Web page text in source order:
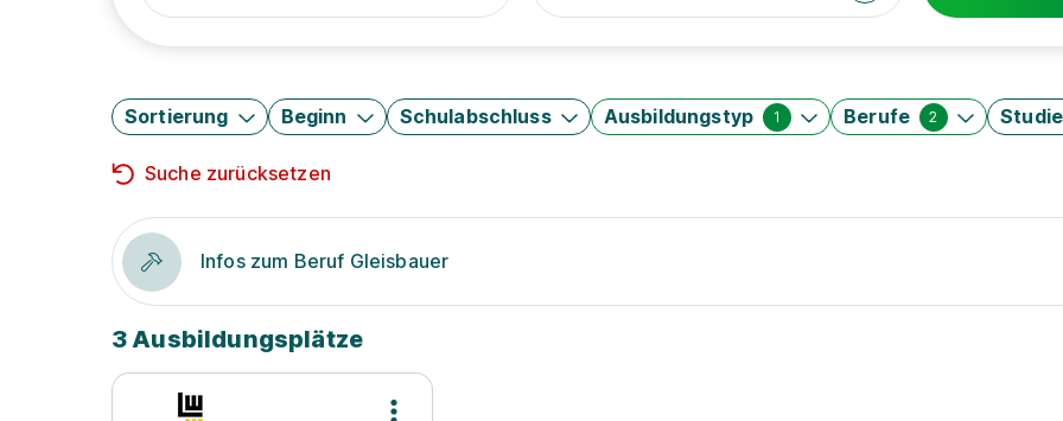
Sortierung Beginn Schulabschluss Ausbildungstyp 1 Berufe 2
Suche zurücksetzen
Infos zum Beruf Gleisbauer
3 Ausbildungsplätze